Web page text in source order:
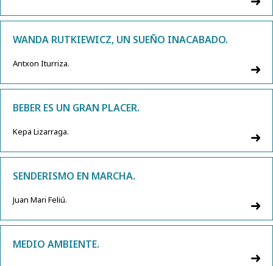
WANDA RUTKIEWICZ, UN SUEÑO INACABADO.
Antxon Iturriza.
BEBER ES UN GRAN PLACER.
Kepa Lizarraga.
SENDERISMO EN MARCHA.
Juan Mari Feliú.
MEDIO AMBIENTE.